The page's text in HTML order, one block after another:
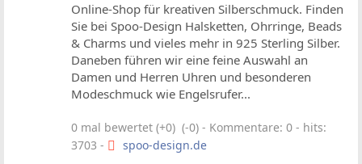
Online-Shop für kreativen Silberschmuck. Finden
Sie bei Spoo-Design Halsketten, Ohrringe, Beads
& Charms und vieles mehr in 925 Sterling Silber.
Daneben führen wir eine feine Auswahl an
Damen und Herren Uhren und besonderen
Modeschmuck wie Engelsrufer...
0 mal bewertet (+0) (-0)- Kommentare: 0 - hits:
3703 -
spoo-design.de